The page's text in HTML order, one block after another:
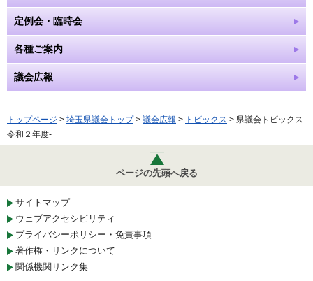
定例会・臨時会
各種ご案内
議会広報
トップページ > 埼玉県議会トップ> 議会広報 > トピックス > 県議会トピックス-
令和２年度-
ページの先頭へ戻る
サイトマップ
ウェブアクセシビリティ
プライバシーポリシー・免責事項
著作権・リンクについて
関係機関リンク集